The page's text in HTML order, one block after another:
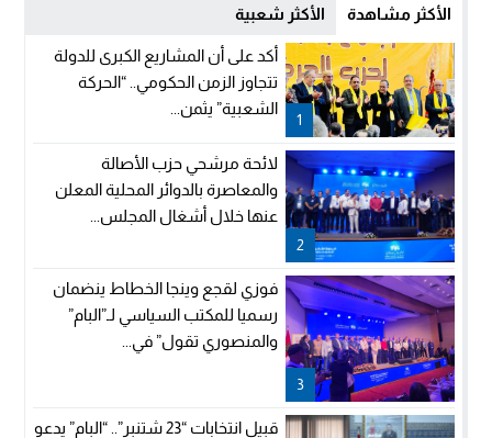
الأكثر مشاهدة الأكثر شعبية
1
أكد على أن المشاريع الكبرى للدولة
تتجاوز الزمن الحكومي.. “الحركة
الشعبية” يثمن...
2
لائحة مرشحي حزب الأصالة
والمعاصرة بالدوائر المحلية المعلن
عنها خلال أشغال المجلس...
3
فوزي لقجع وينجا الخطاط ينضمان
رسميا للمكتب السياسي لـ”البام”
والمنصوري تقول” في...
قبيل انتخابات “23 شتنبر”.. “البام” يدعو